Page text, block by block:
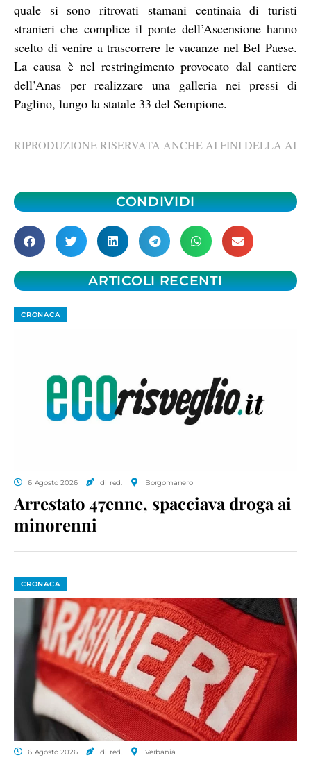
quale si sono ritrovati stamani centinaia di turisti
stranieri che complice il ponte dell’Ascensione hanno
scelto di venire a trascorrere le vacanze nel Bel Paese.
La causa è nel restringimento provocato dal cantiere
dell’Anas per realizzare una galleria nei pressi di
Paglino, lungo la statale 33 del Sempione.
RIPRODUZIONE RISERVATA ANCHE AI FINI DELLA AI
CONDIVIDI
ARTICOLI RECENTI
CRONACA
6 Agosto 2026 di red. Borgomanero
Arrestato 47enne, spacciava droga ai
minorenni
CRONACA
6 Agosto 2026 di red. Verbania